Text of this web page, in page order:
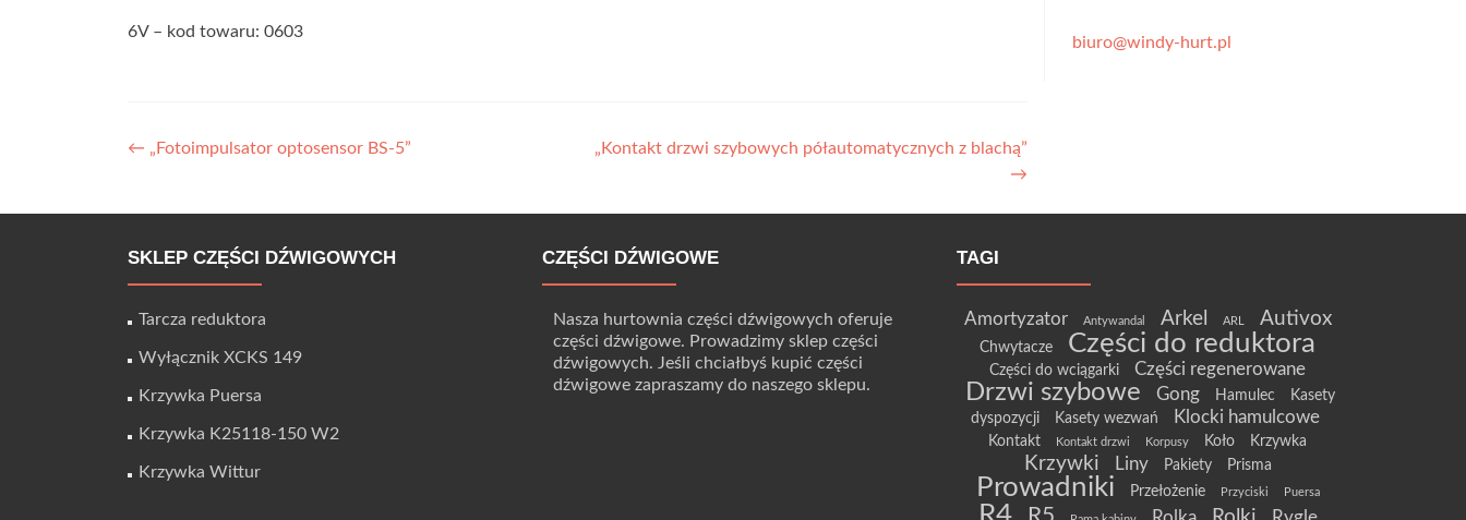
6V – kod towaru: 0603
Zobacz wpisy
← „Fotoimpulsator optosensor BS-5”
„Kontakt drzwi szybowych półautomatycznych z blachą”
→
biuro@windy-hurt.pl
SKLEP CZĘŚCI DŹWIGOWYCH
Tarcza reduktora
Wyłącznik XCKS 149
Krzywka Puersa
Krzywka K25118-150 W2
Krzywka Wittur
CZĘŚCI DŹWIGOWE
Nasza hurtownia części dźwigowych oferuje
części dźwigowe. Prowadzimy sklep części
dźwigowych. Jeśli chciałbyś kupić części
dźwigowe zapraszamy do naszego sklepu.
TAGI
Amortyzator Antywandal Arkel ARL Autivox
Chwytacze Części do reduktora
Części do wciągarki Części regenerowane
Drzwi szybowe Gong Hamulec
Kasety
dyspozycji
Kasety wezwań Klocki hamulcowe
Kontakt Kontakt drzwi Korpusy Koło Krzywka
Krzywki Liny Pakiety Prisma
Prowadniki Przełożenie Przyciski Puersa